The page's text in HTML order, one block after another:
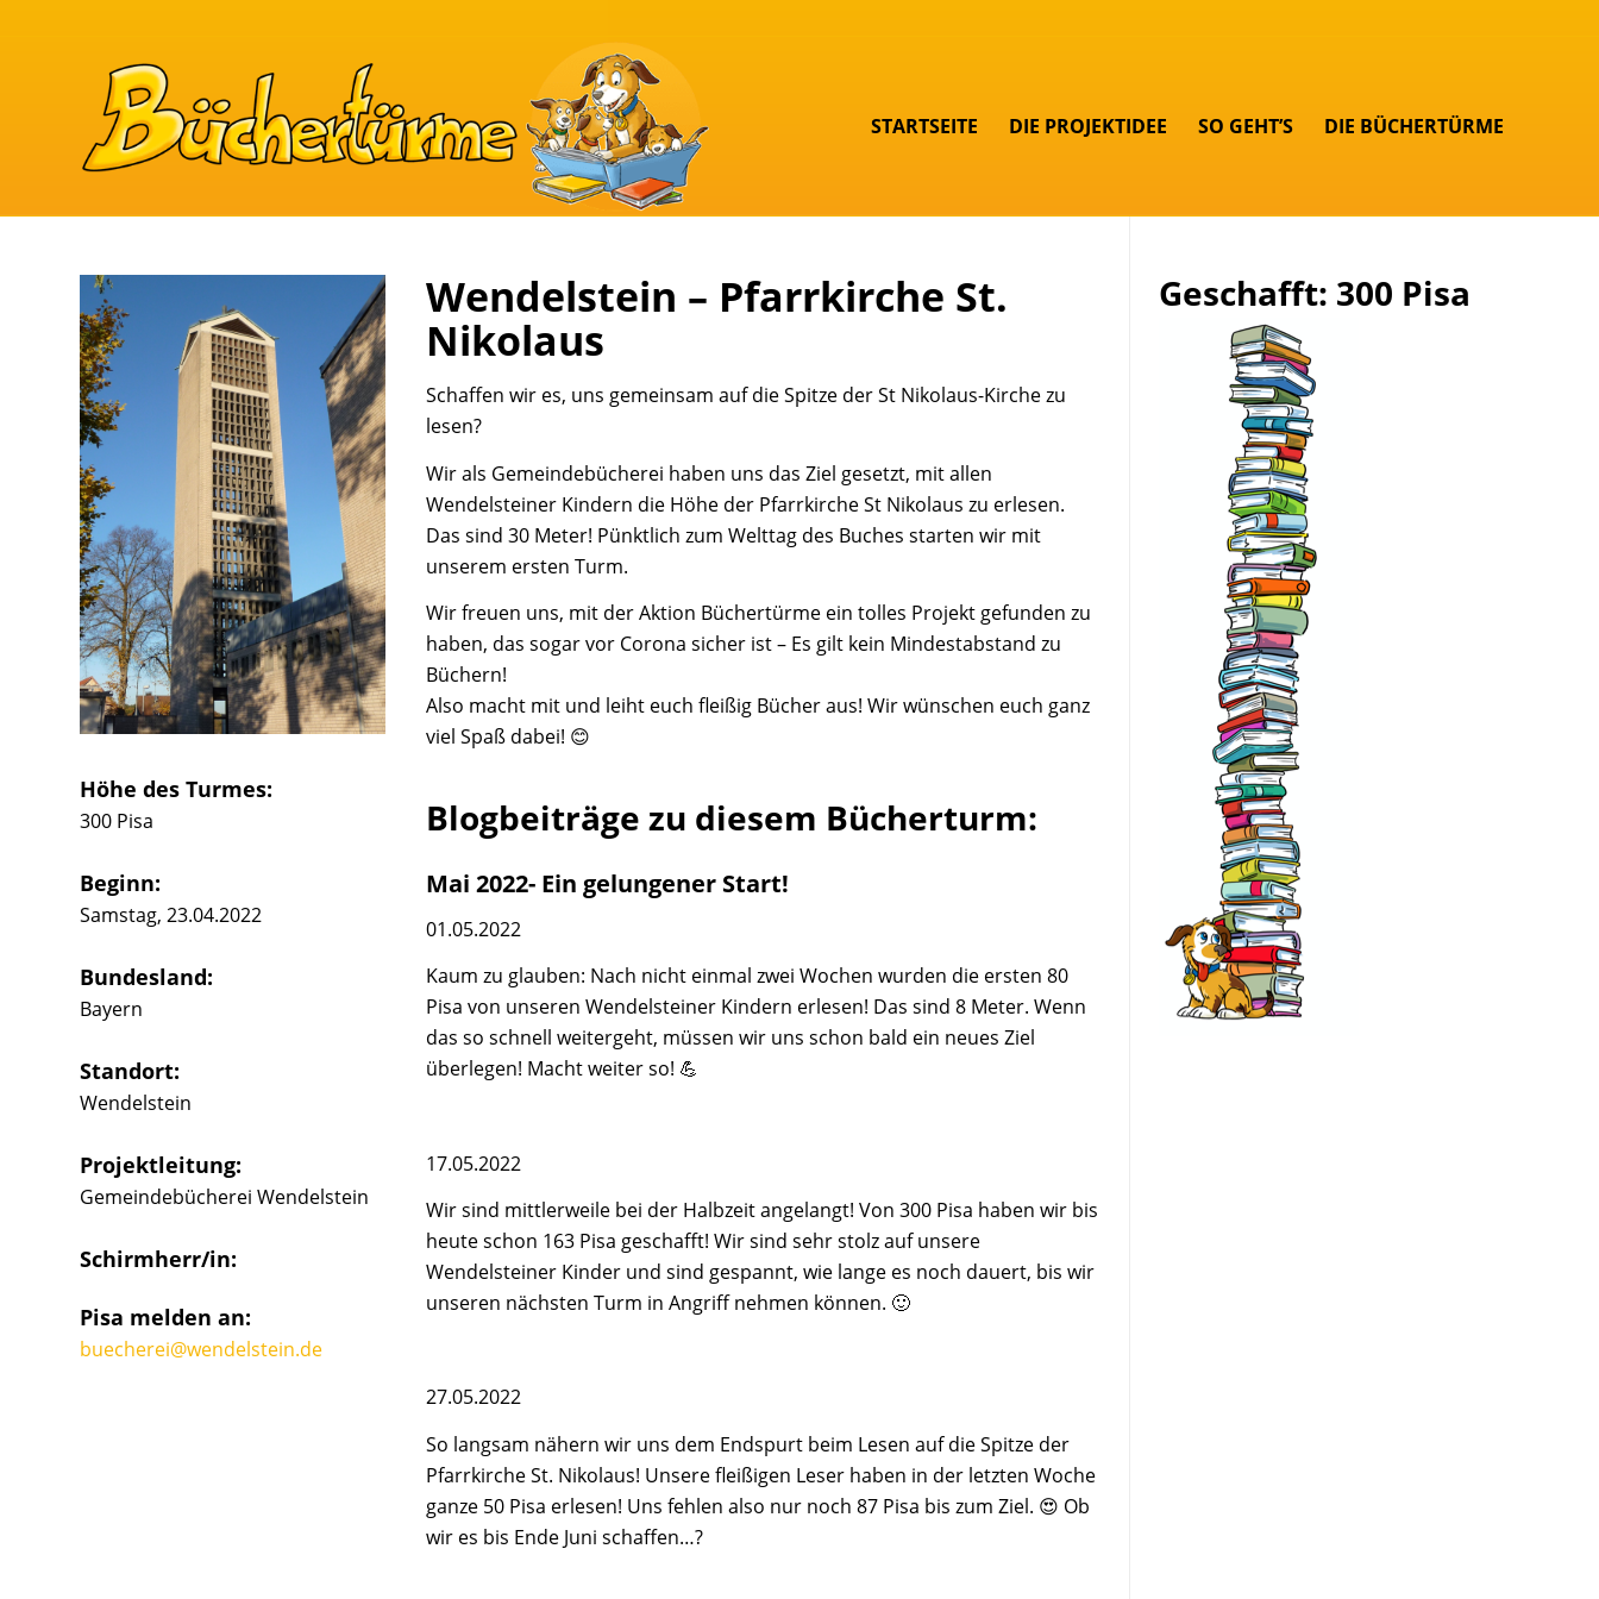
STARTSEITE DIE PROJEKTIDEE SO GEHT’S DIE BÜCHERTÜRME
Höhe des Turmes:
300 Pisa
Beginn:
Samstag, 23.04.2022
Bundesland:
Bayern
Standort:
Wendelstein
Projektleitung:
Gemeindebücherei Wendelstein
Schirmherr/in:
Pisa melden an:
buecherei@wendelstein.de
Wendelstein – Pfarrkirche St.
Nikolaus
Schaffen wir es, uns gemeinsam auf die Spitze der St Nikolaus-Kirche zu
lesen?
Wir als Gemeindebücherei haben uns das Ziel gesetzt, mit allen
Wendelsteiner Kindern die Höhe der Pfarrkirche St Nikolaus zu erlesen.
Das sind 30 Meter! Pünktlich zum Welttag des Buches starten wir mit
unserem ersten Turm.
Wir freuen uns, mit der Aktion Büchertürme ein tolles Projekt gefunden zu
haben, das sogar vor Corona sicher ist – Es gilt kein Mindestabstand zu
Büchern!
Also macht mit und leiht euch fleißig Bücher aus! Wir wünschen euch ganz
viel Spaß dabei! 😊
Blogbeiträge zu diesem Bücherturm:
Mai 2022- Ein gelungener Start!
01.05.2022
Kaum zu glauben: Nach nicht einmal zwei Wochen wurden die ersten 80
Pisa von unseren Wendelsteiner Kindern erlesen! Das sind 8 Meter. Wenn
das so schnell weitergeht, müssen wir uns schon bald ein neues Ziel
überlegen! Macht weiter so! 💪
17.05.2022
Wir sind mittlerweile bei der Halbzeit angelangt! Von 300 Pisa haben wir bis
heute schon 163 Pisa geschafft! Wir sind sehr stolz auf unsere
Wendelsteiner Kinder und sind gespannt, wie lange es noch dauert, bis wir
unseren nächsten Turm in Angriff nehmen können. 🙂
27.05.2022
So langsam nähern wir uns dem Endspurt beim Lesen auf die Spitze der
Pfarrkirche St. Nikolaus! Unsere fleißigen Leser haben in der letzten Woche
ganze 50 Pisa erlesen! Uns fehlen also nur noch 87 Pisa bis zum Ziel. 😍 Ob
wir es bis Ende Juni schaffen…?
Geschafft: 300 Pisa